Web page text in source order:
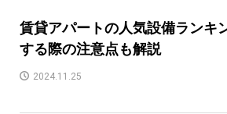
賃貸アパートの人気設備ランキ
する際の注意点も解説
2024.11.25